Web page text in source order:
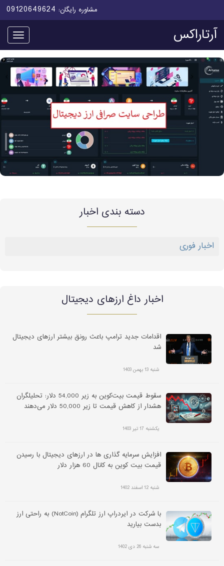
مشاوره رایگان: 09120649624
منو آرتاراکس
دسته بندی اخبار
اخبار فوری
اخبار داغ ارز‌های دیجیتال
اقدامات جدید ترامپ باعث رونق بیشتر ارزهای دیجیتال
شد
شنبه 13 بهمن 1403
سقوط قیمت بیت‌کوین به زیر 54,000 دلار: تحلیلگران
هشدار از کاهش قیمت تا زیر 50,000 دلار می‌دهند
یکشنبه 17 تیر 1403
افزایش سرمایه گذاری ها در ارزهای دیجیتال با رسیدن
قیمت بیت کوین به کانال 60 هزار دلار
شنبه 12 اسفند 1402
با شرکت در ایردراپ ارز تلگرام (NotCoin) به راحتی ارز
بدست بیارید
سه شنبه 26 دی 1402